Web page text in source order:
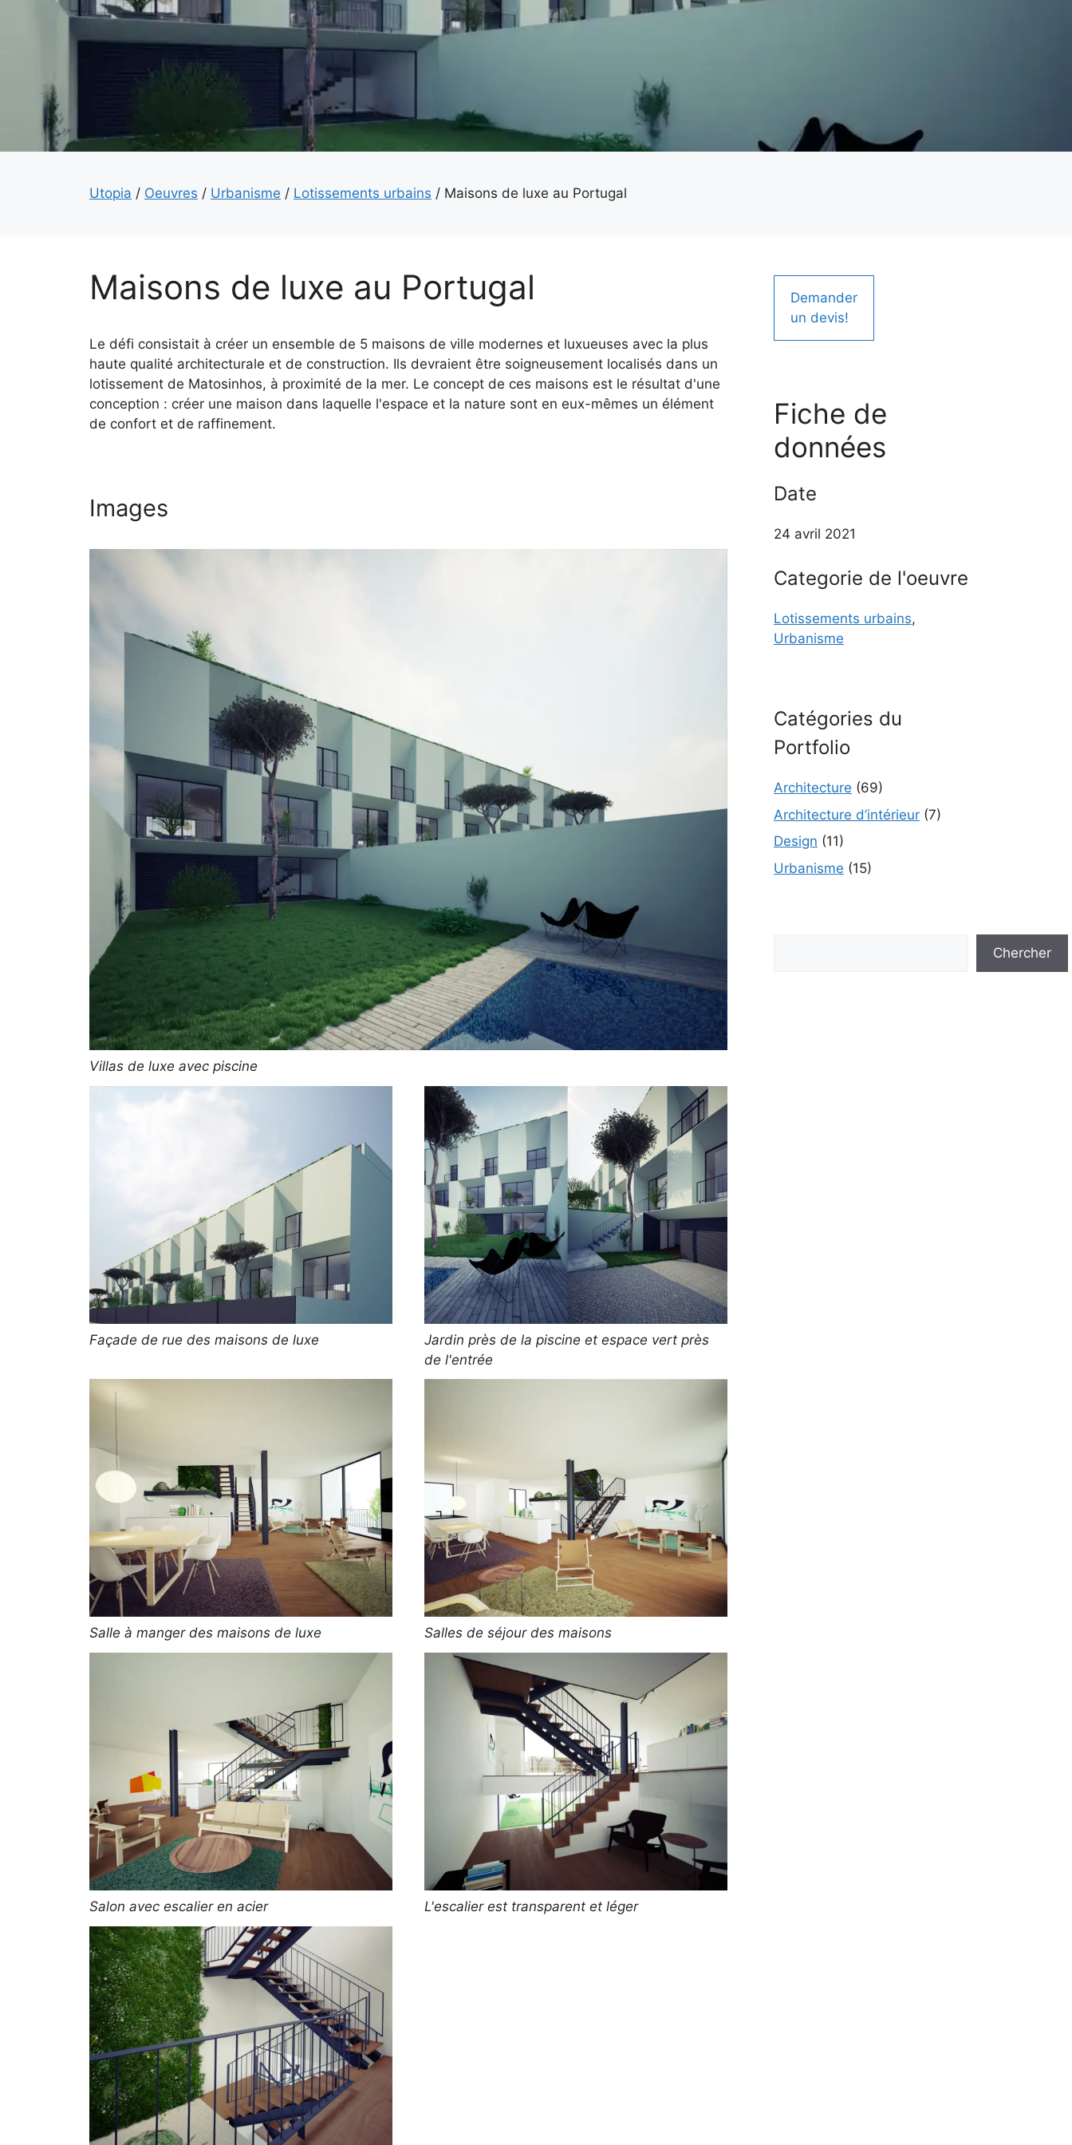
Utopia / Oeuvres / Urbanisme / Lotissements urbains / Maisons de luxe au Portugal
Maisons de luxe au Portugal
Le défi consistait à créer un ensemble de 5 maisons de ville modernes et luxueuses avec la plus
haute qualité architecturale et de construction. Ils devraient être soigneusement localisés dans un
lotissement de Matosinhos, à proximité de la mer. Le concept de ces maisons est le résultat d'une
conception : créer une maison dans laquelle l'espace et la nature sont en eux-mêmes un élément
de confort et de raffinement.
Images
Villas de luxe avec piscine
Façade de rue des maisons de luxe
Jardin près de la piscine et espace vert près
de l'entrée
Salle à manger des maisons de luxe Salles de séjour des maisons
Salon avec escalier en acier L'escalier est transparent et léger
Demander
un devis!
Fiche de
données
Date
24 avril 2021
Categorie de l'oeuvre
Lotissements urbains,
Urbanisme
Catégories du
Portfolio
Architecture (69)
Architecture d’intérieur (7)
Design (11)
Urbanisme (15)
Chercher